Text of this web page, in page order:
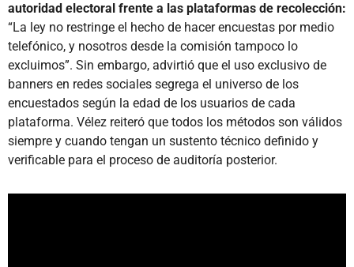
autoridad electoral frente a las plataformas de recolección:
“La ley no restringe el hecho de hacer encuestas por medio
telefónico, y nosotros desde la comisión tampoco lo
excluimos”. Sin embargo, advirtió que el uso exclusivo de
banners en redes sociales segrega el universo de los
encuestados según la edad de los usuarios de cada
plataforma. Vélez reiteró que todos los métodos son válidos
siempre y cuando tengan un sustento técnico definido y
verificable para el proceso de auditoría posterior.